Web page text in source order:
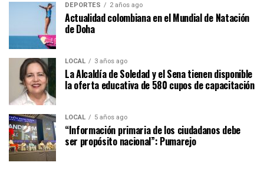
DEPORTES 2 años ago
Actualidad colombiana en el Mundial de Natación
de Doha
LOCAL 3 años ago
La Alcaldía de Soledad y el Sena tienen disponible
la oferta educativa de 580 cupos de capacitación
LOCAL 5 años ago
“Información primaria de los ciudadanos debe
ser propósito nacional”: Pumarejo